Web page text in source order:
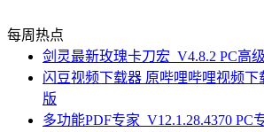
每周热点
剑灵最新玫瑰卡刀宏_V4.8.2 PC高
闪豆视频下载器 原哔哩哔哩视频下
版
多功能PDF专家_V12.1.28.4370 PC